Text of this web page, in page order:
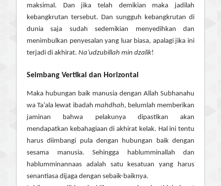
maksimal. Dan jika telah demikian maka jadilah
kebangkrutan tersebut. Dan sungguh kebangkrutan di
dunia saja sudah sedemikian menyedihkan dan
menimbulkan penyesalan yang luar biasa, apalagi jika ini
terjadi di akhirat. Na’udzubillah min dzalik!
Seimbang Vertikal dan Horizontal
Maka hubungan baik manusia dengan Allah Subhanahu
wa Ta’ala lewat ibadah mahdhah, belumlah memberikan
jaminan bahwa pelakunya dipastikan akan
mendapatkan kebahagiaan di akhirat kelak. Hal ini tentu
harus diimbangi pula dengan hubungan baik dengan
sesama manusia. Sehingga hablumminallah dan
hablumminannaas adalah satu kesatuan yang harus
senantiasa dijaga dengan sebaik-baiknya.